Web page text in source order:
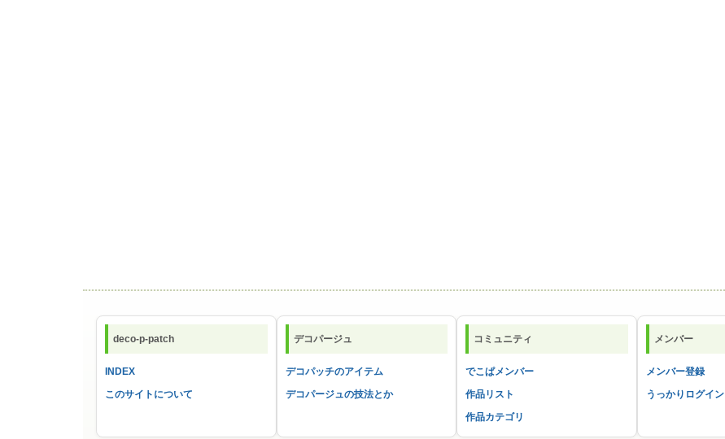
deco-p-patch
INDEX
このサイトについて
デコパージュ
デコパッチのアイテム
デコパージュの技法とか
コミュニティ
でこぱメンバー
作品リスト
作品カテゴリ
メンバー
メンバー登録
うっかりログイン